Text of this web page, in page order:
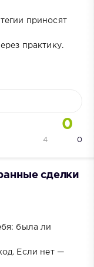
приносят
практику.
0
0
4
сделки
была ли
Если нет —